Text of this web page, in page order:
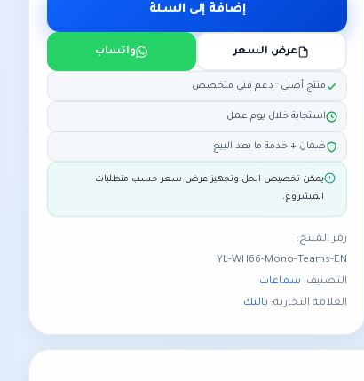
إضافة إلى السلة
عرض السعر واتساب
منتج أصلي · دعم فني متخصص
استجابة خلال يوم عمل
ضمان + خدمة ما بعد البيع
يمكن تخصيص الحل وتجهيز عرض سعر حسب متطلبات
المشروع.
رمز المنتج:
YL-WH66-Mono-Teams-EN
التصنيف: سماعات
العلامة التجارية: يالنك